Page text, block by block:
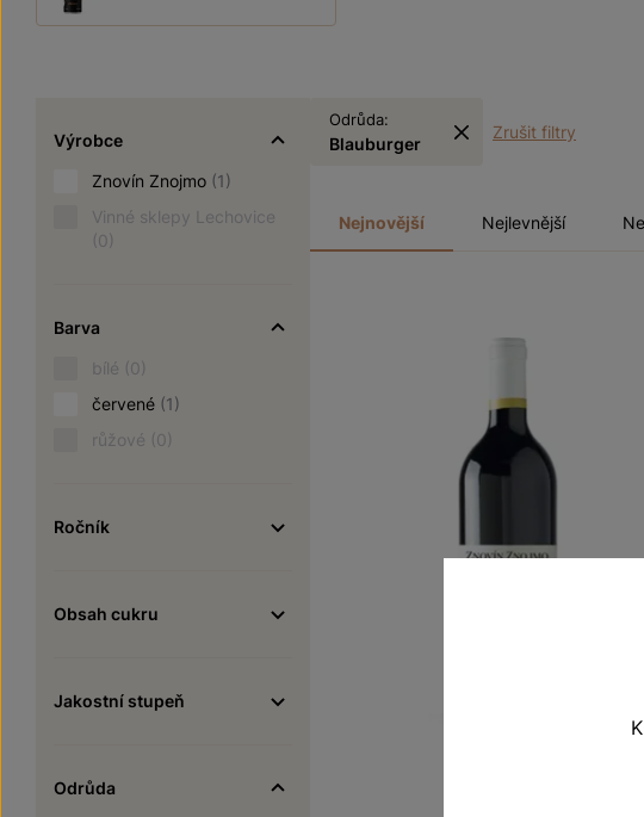
Výrobce
Znovín Znojmo (1)
Vinné sklepy Lechovice
(0)
Barva
bílé (0)
červené (1)
růžové (0)
Ročník
Obsah cukru
Jakostní stupeň
Odrůda
Odrůda:
Blauburger
Zrušit filtry
Nejnovější Nejlevnější